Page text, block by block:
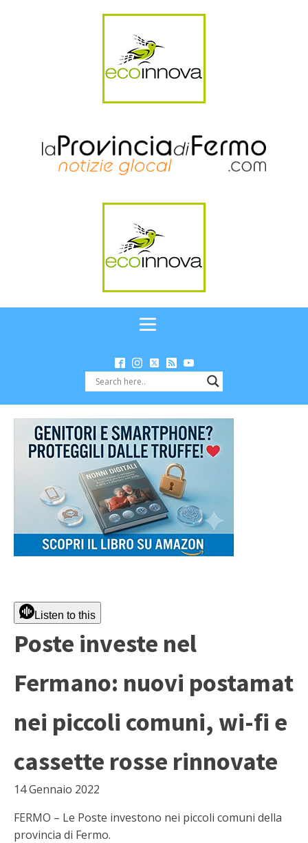
Listen to this
Poste investe nel
Fermano: nuovi postamat
nei piccoli comuni, wi-fi e
cassette rosse rinnovate
14 Gennaio 2022
FERMO – Le Poste investono nei piccoli comuni della
provincia di Fermo.